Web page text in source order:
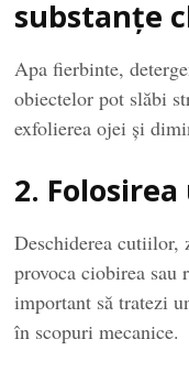
substanțe
Apa fierbinte,
obiectelor pot slăbi
exfolierea ojei și
2.
Deschiderea cutiilor,
provoca ciobirea sau
important să tratezi
în scopuri mecanice.